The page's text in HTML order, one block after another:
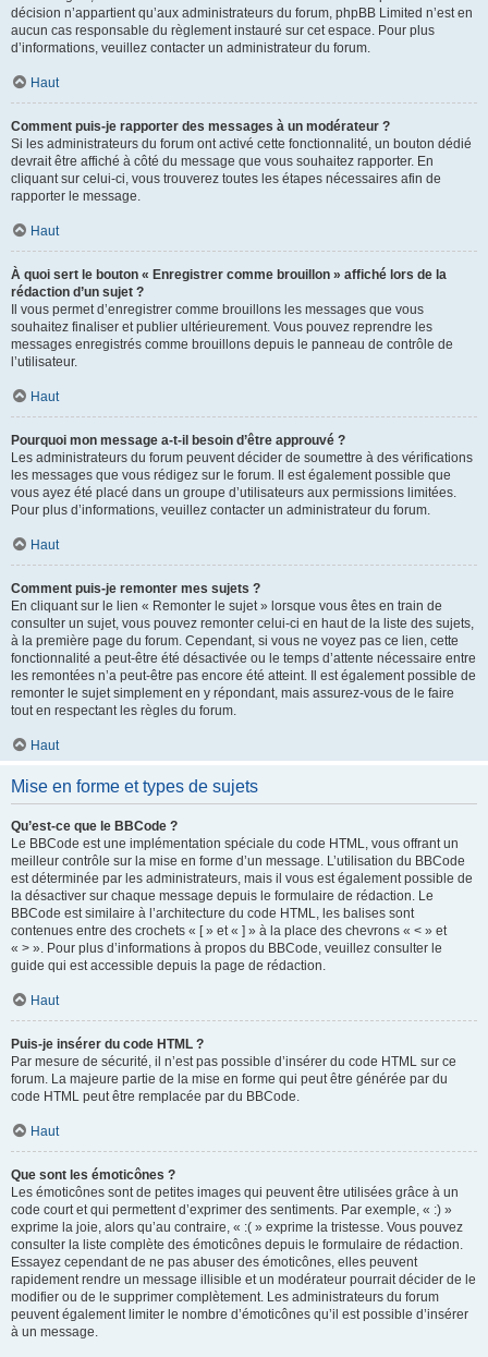
décision n’appartient qu’aux administrateurs du forum, phpBB Limited n’est en
aucun cas responsable du règlement instauré sur cet espace. Pour plus
d’informations, veuillez contacter un administrateur du forum.
Haut
Comment puis-je rapporter des messages à un modérateur ?
Si les administrateurs du forum ont activé cette fonctionnalité, un bouton dédié
devrait être affiché à côté du message que vous souhaitez rapporter. En
cliquant sur celui-ci, vous trouverez toutes les étapes nécessaires afin de
rapporter le message.
Haut
À quoi sert le bouton « Enregistrer comme brouillon » affiché lors de la
rédaction d’un sujet ?
Il vous permet d’enregistrer comme brouillons les messages que vous
souhaitez finaliser et publier ultérieurement. Vous pouvez reprendre les
messages enregistrés comme brouillons depuis le panneau de contrôle de
l’utilisateur.
Haut
Pourquoi mon message a-t-il besoin d’être approuvé ?
Les administrateurs du forum peuvent décider de soumettre à des vérifications
les messages que vous rédigez sur le forum. Il est également possible que
vous ayez été placé dans un groupe d’utilisateurs aux permissions limitées.
Pour plus d’informations, veuillez contacter un administrateur du forum.
Haut
Comment puis-je remonter mes sujets ?
En cliquant sur le lien « Remonter le sujet » lorsque vous êtes en train de
consulter un sujet, vous pouvez remonter celui-ci en haut de la liste des sujets,
à la première page du forum. Cependant, si vous ne voyez pas ce lien, cette
fonctionnalité a peut-être été désactivée ou le temps d’attente nécessaire entre
les remontées n’a peut-être pas encore été atteint. Il est également possible de
remonter le sujet simplement en y répondant, mais assurez-vous de le faire
tout en respectant les règles du forum.
Haut
Mise en forme et types de sujets
Qu’est-ce que le BBCode ?
Le BBCode est une implémentation spéciale du code HTML, vous offrant un
meilleur contrôle sur la mise en forme d’un message. L’utilisation du BBCode
est déterminée par les administrateurs, mais il vous est également possible de
la désactiver sur chaque message depuis le formulaire de rédaction. Le
BBCode est similaire à l’architecture du code HTML, les balises sont
contenues entre des crochets « [ » et « ] » à la place des chevrons « < » et
« > ». Pour plus d’informations à propos du BBCode, veuillez consulter le
guide qui est accessible depuis la page de rédaction.
Haut
Puis-je insérer du code HTML ?
Par mesure de sécurité, il n’est pas possible d’insérer du code HTML sur ce
forum. La majeure partie de la mise en forme qui peut être générée par du
code HTML peut être remplacée par du BBCode.
Haut
Que sont les émoticônes ?
Les émoticônes sont de petites images qui peuvent être utilisées grâce à un
code court et qui permettent d’exprimer des sentiments. Par exemple, « :) »
exprime la joie, alors qu’au contraire, « :( » exprime la tristesse. Vous pouvez
consulter la liste complète des émoticônes depuis le formulaire de rédaction.
Essayez cependant de ne pas abuser des émoticônes, elles peuvent
rapidement rendre un message illisible et un modérateur pourrait décider de le
modifier ou de le supprimer complètement. Les administrateurs du forum
peuvent également limiter le nombre d’émoticônes qu’il est possible d’insérer
à un message.